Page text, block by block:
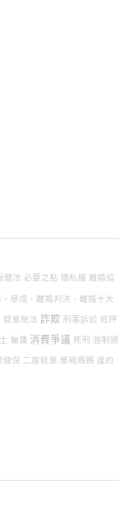
健法 必要之點 隱私權 離婚協
舉證、離婚判決、離婚十大
營業稅法 詐欺 刑事訴訟 抵押
僱傭 消費爭議 死刑 強制猥
健保 二度就業 單親媽媽 違約